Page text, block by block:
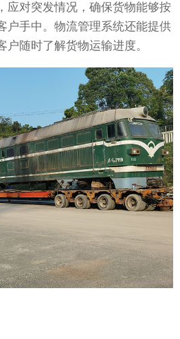
应对突发情况，确保货物能够按
户手中。物流管理系统还能提供
随时了解货物运输进度。